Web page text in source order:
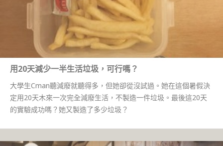
用20天減少一半生活垃圾，可行嗎？
大學生Cman聽減廢就聽得多，但她卻從沒試過。她在這個暑假決
定用20天木來一次完全減廢生活，不製造一件垃圾。最後這20天
的實驗成功嗎？她又製造了多少垃圾？